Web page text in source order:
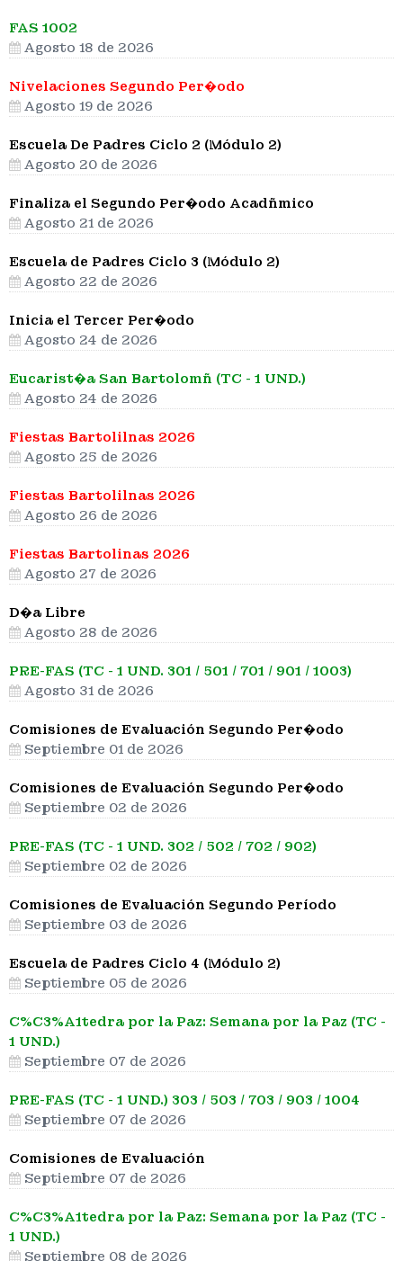
FAS 1002
Agosto 18 de 2026
Nivelaciones Segundo Per�odo
Agosto 19 de 2026
Escuela De Padres Ciclo 2 (Módulo 2)
Agosto 20 de 2026
Finaliza el Segundo Per�odo Acadñmico
Agosto 21 de 2026
Escuela de Padres Ciclo 3 (Módulo 2)
Agosto 22 de 2026
Inicia el Tercer Per�odo
Agosto 24 de 2026
Eucarist�a San Bartolomñ (TC - 1 UND.)
Agosto 24 de 2026
Fiestas Bartolilnas 2026
Agosto 25 de 2026
Fiestas Bartolilnas 2026
Agosto 26 de 2026
Fiestas Bartolinas 2026
Agosto 27 de 2026
D�a Libre
Agosto 28 de 2026
PRE-FAS (TC - 1 UND. 301 / 501 / 701 / 901 / 1003)
Agosto 31 de 2026
Comisiones de Evaluación Segundo Per�odo
Septiembre 01 de 2026
Comisiones de Evaluación Segundo Per�odo
Septiembre 02 de 2026
PRE-FAS (TC - 1 UND. 302 / 502 / 702 / 902)
Septiembre 02 de 2026
Comisiones de Evaluación Segundo Período
Septiembre 03 de 2026
Escuela de Padres Ciclo 4 (Módulo 2)
Septiembre 05 de 2026
C%C3%A1tedra por la Paz: Semana por la Paz (TC -
1 UND.)
Septiembre 07 de 2026
PRE-FAS (TC - 1 UND.) 303 / 503 / 703 / 903 / 1004
Septiembre 07 de 2026
Comisiones de Evaluación
Septiembre 07 de 2026
C%C3%A1tedra por la Paz: Semana por la Paz (TC -
1 UND.)
Septiembre 08 de 2026